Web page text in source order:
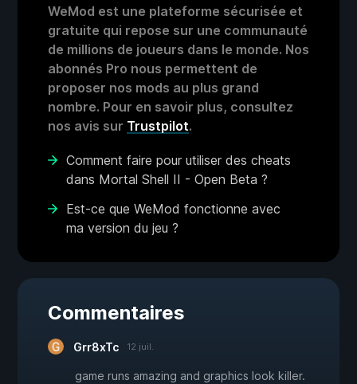
WeMod est une plateforme sécurisée et
gratuite qui repose sur une communauté
de millions de joueurs dans le monde. Nos
abonnés Pro nous permettent de
proposer nos mods au plus grand
nombre. Pour en savoir plus, consultez
nos avis sur Trustpilot.
Comment faire pour utiliser des cheats
dans Mortal Shell II - Open Beta ?
Est-ce que WeMod fonctionne avec
ma version du jeu ?
Commentaires
Grr8xTc 12 juil.
game runs amazing and graphics look killer.